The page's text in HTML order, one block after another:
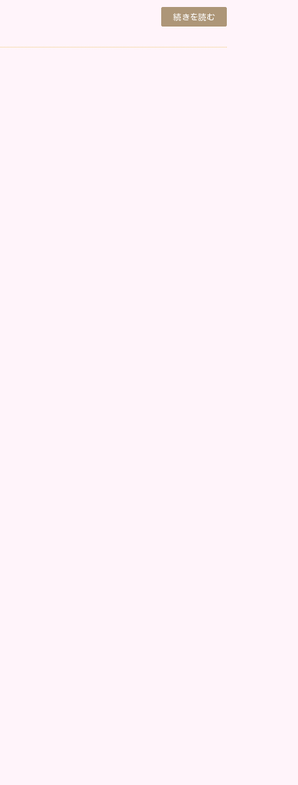
続きを読む